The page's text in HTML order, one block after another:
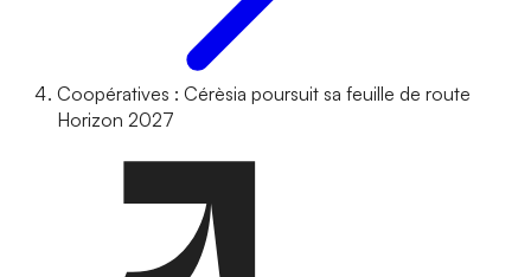
Coopératives : Cérèsia poursuit sa feuille de route
Horizon 2027